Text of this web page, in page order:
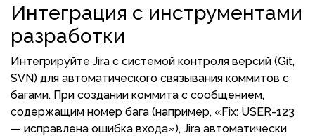
Интеграция с инструментами
разработки
Интегрируйте Jira с системой контроля версий (Git,
SVN) для автоматического связывания коммитов с
багами. При создании коммита с сообщением,
содержащим номер бага (например, «Fix: USER-123
— исправлена ошибка входа»), Jira автоматически